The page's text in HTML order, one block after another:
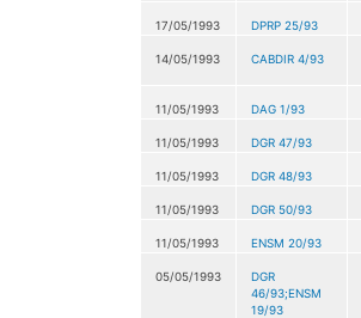
17/05/1993 DPRP 25/93
14/05/1993 CABDIR 4/93
11/05/1993 DAG 1/93
11/05/1993 DGR 47/93
11/05/1993 DGR 48/93
11/05/1993 DGR 50/93
11/05/1993 ENSM 20/93
05/05/1993
DGR
46/93;ENSM
19/93